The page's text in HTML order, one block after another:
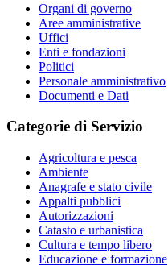
Organi di governo
Aree amministrative
Uffici
Enti e fondazioni
Politici
Personale amministrativo
Documenti e Dati
Categorie di Servizio
Agricoltura e pesca
Ambiente
Anagrafe e stato civile
Appalti pubblici
Autorizzazioni
Catasto e urbanistica
Cultura e tempo libero
Educazione e formazione